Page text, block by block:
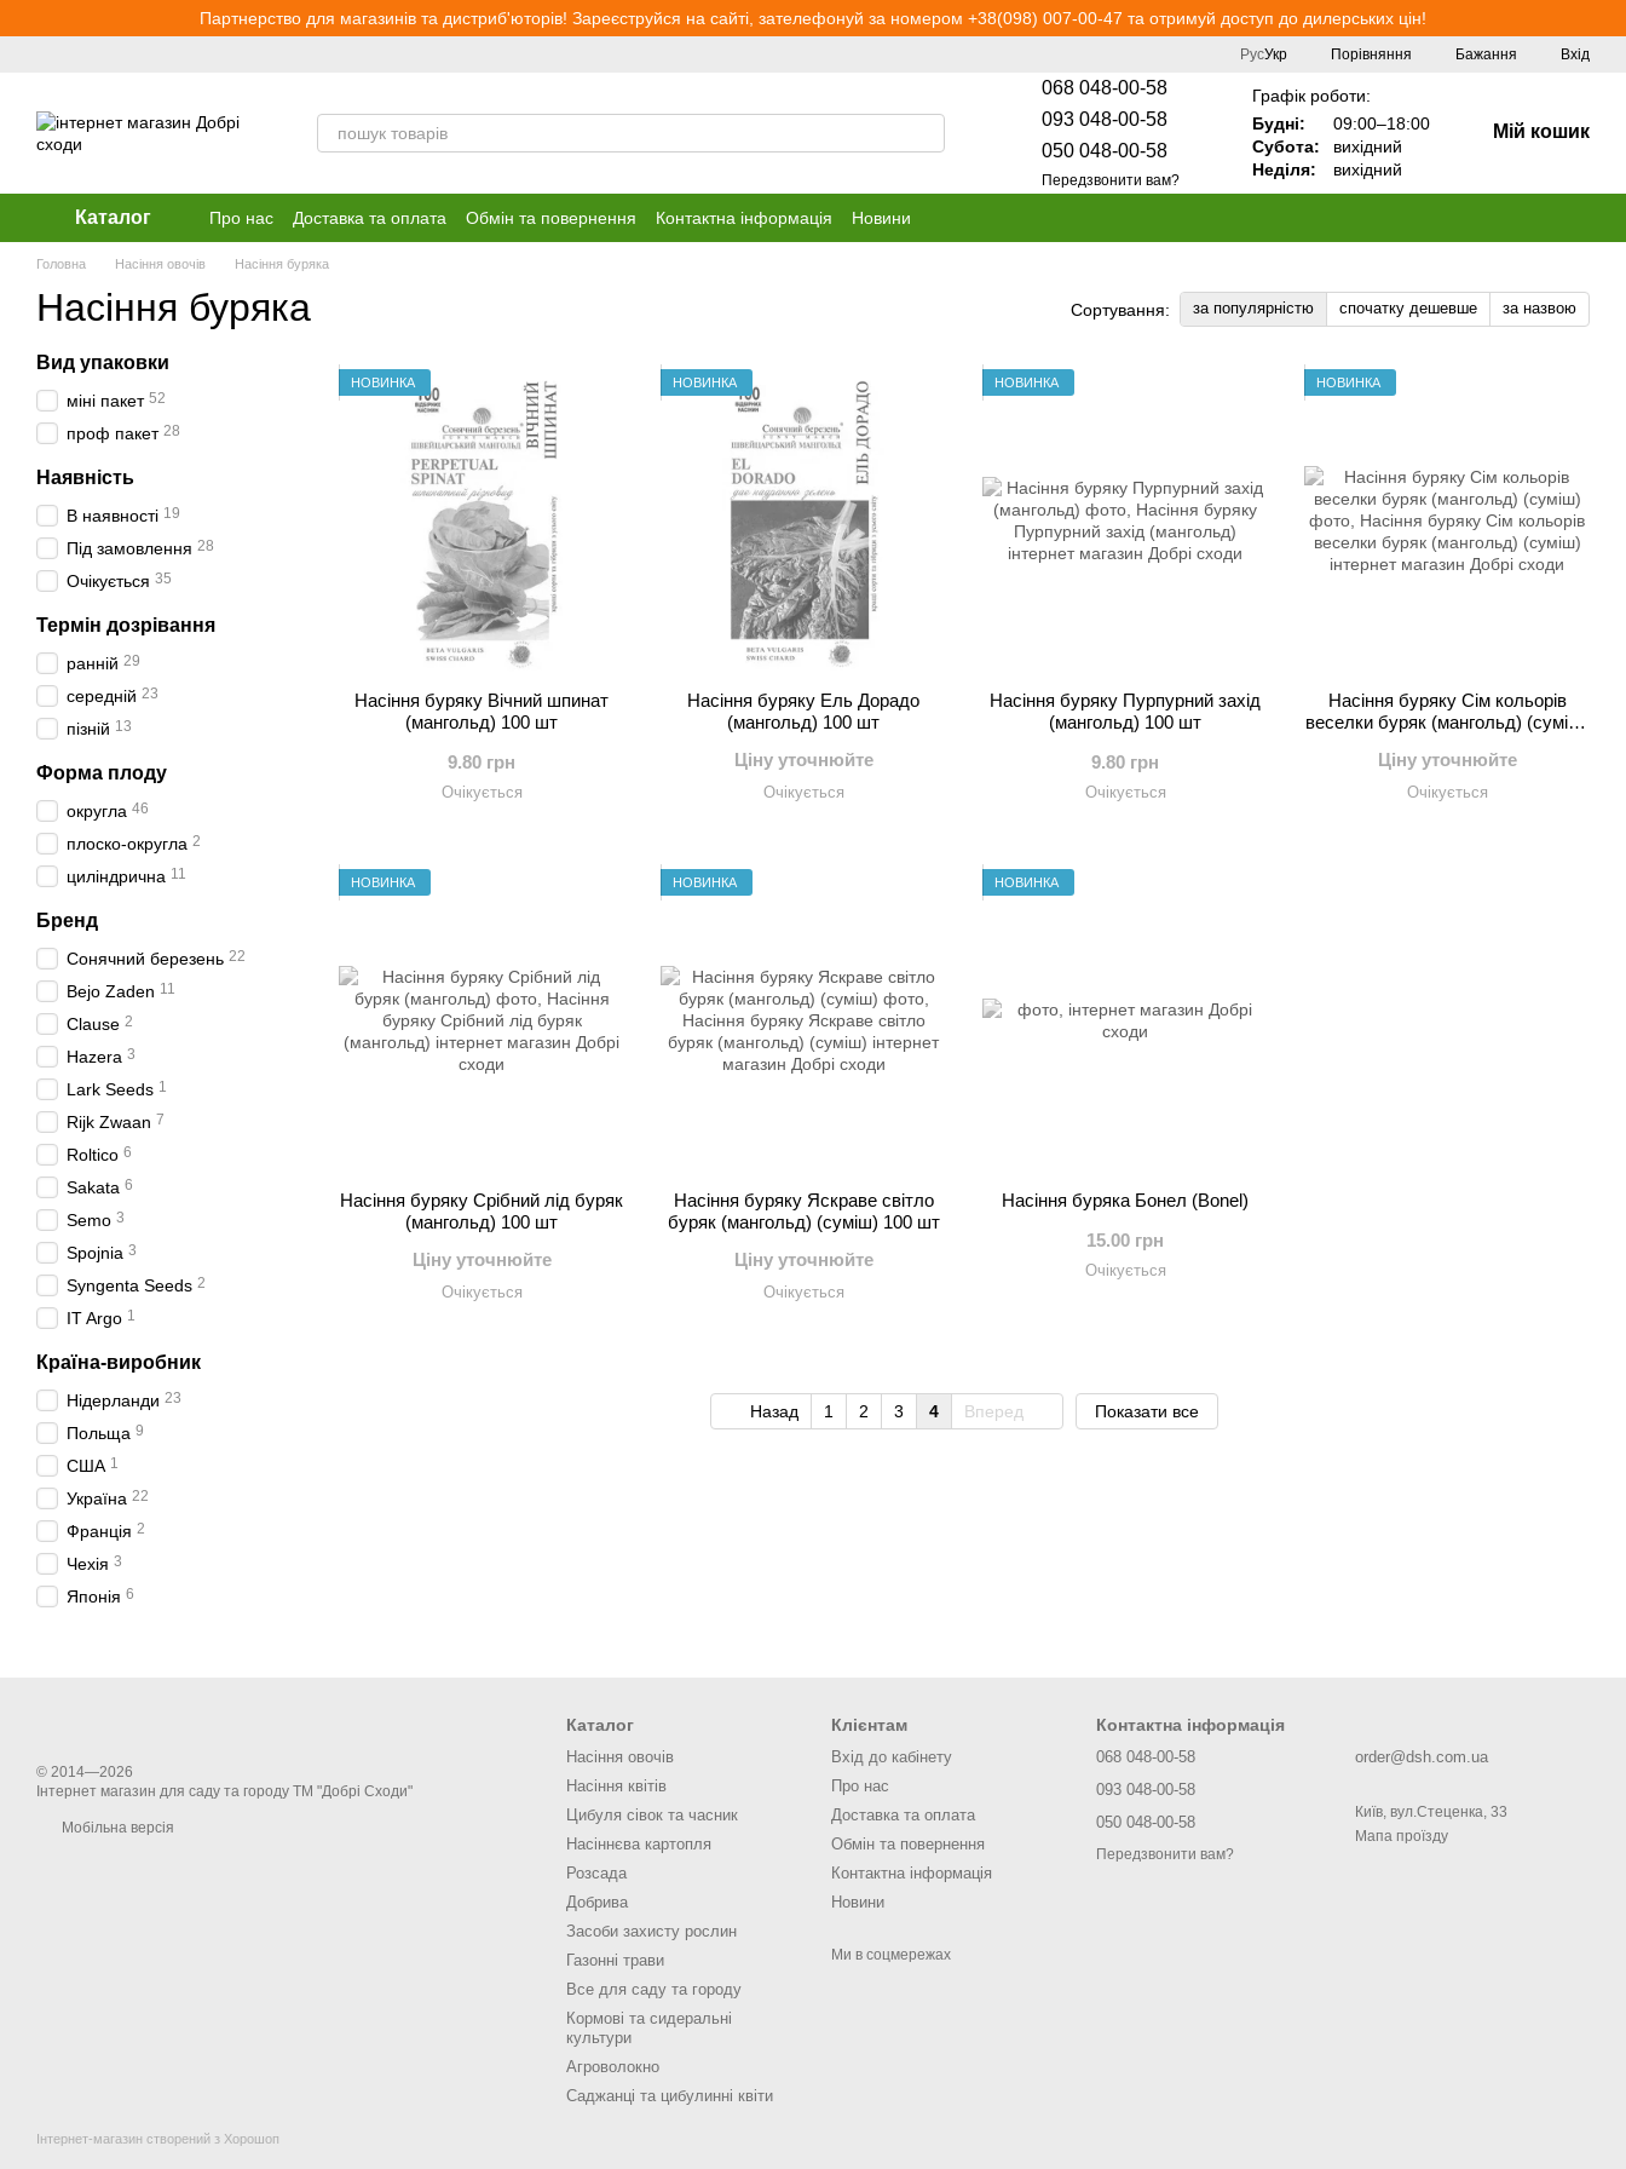
Перейти до основного контентуПартнерство для магазинів та дистриб'юторів! Зареєструйся на сайті, зателефонуй за номером +38(098) 007-00-47 та отримуй доступ до дилерських цін!
РусУкр Порівняння Бажання Вхід
068 048-00-58
093 048-00-58
050 048-00-58
Передзвонити вам?
Графік роботи:
Будні:
09:00–18:00
Субота:
вихідний
Неділя:
вихідний
Мій кошик
Каталог Про нас Доставка та оплата Обмін та повернення Контактна інформація Новини
Головна Насіння овочів Насіння буряка
Насіння буряка Сортування: за популярністю спочатку дешевше за назвою
НОВИНКА
Насіння буряку Вічний шпинат
(мангольд) 100 шт
9.80 грн
Очікується
НОВИНКА
Насіння буряку Ель Дорадо
(мангольд) 100 шт
Ціну уточнюйте
Очікується
НОВИНКА
Насіння буряку Пурпурний захід
(мангольд) 100 шт
9.80 грн
Очікується
НОВИНКА
Насіння буряку Сім кольорів
веселки буряк (мангольд) (суміш)
Ціну уточнюйте
Очікується
НОВИНКА
Насіння буряку Срібний лід буряк
(мангольд) 100 шт
Ціну уточнюйте
Очікується
НОВИНКА
Насіння буряку Яскраве світло
буряк (мангольд) (суміш) 100 шт
Ціну уточнюйте
Очікується
НОВИНКА
Насіння буряка Бонел (Bonel)
15.00 грн
Очікується
Назад 1 2 3 4 Вперед Показати все
Вид упаковки
міні пакет 52
проф пакет 28
Наявність
В наявності 19
Під замовлення 28
Очікується 35
Термін дозрівання
ранній 29
середній 23
пізній 13
Форма плоду
округла 46
плоско-округла 2
циліндрична 11
Бренд
Сонячний березень 22
Bejo Zaden 11
Clause 2
Hazera 3
Lark Seeds 1
Rijk Zwaan 7
Roltico 6
Sakata 6
Semo 3
Spojnia 3
Syngenta Seeds 2
IT Argo 1
Країна-виробник
Нідерланди 23
Польща 9
США 1
Україна 22
Франція 2
Чехія 3
Японія 6
© 2014—2026
Інтернет магазин для саду та городу ТМ "Добрі Сходи"
Мобільна версія
Інтернет-магазин створений з Хорошоп
Каталог
Насіння овочів
Насіння квітів
Цибуля сівок та часник
Насіннєва картопля
Розсада
Добрива
Засоби захисту рослин
Газонні трави
Все для саду та городу
Кормові та сидеральні
культури
Агроволокно
Саджанці та цибулинні квіти
Клієнтам
Вхід до кабінету
Про нас
Доставка та оплата
Обмін та повернення
Контактна інформація
Новини
Ми в соцмережах
Контактна інформація
068 048-00-58
093 048-00-58
050 048-00-58
Передзвонити вам?
order@dsh.com.ua
Київ, вул.Стеценка, 33
Мапа проїзду